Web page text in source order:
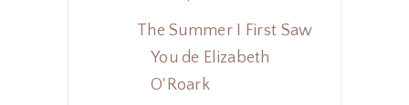
The Summer I First Saw
You de Elizabeth
O'Roark